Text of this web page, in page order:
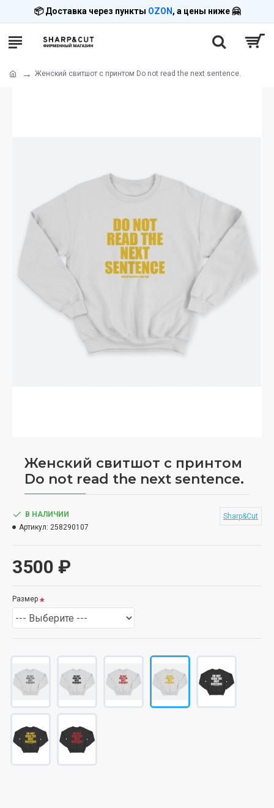
📦 Доставка через пункты OZON , а цены ниже 🤗
Женский свитшот с принтом Do not read the next sentence.
Женский свитшот с принтом
Do not read the next sentence.
3500 ₽
В НАЛИЧИИ
Артикул: 258290107
Sharp&Cut
Размер